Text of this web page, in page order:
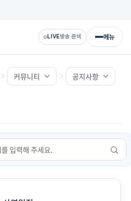
LIVE방송 준비 메뉴
커뮤니티 공지사항
검색